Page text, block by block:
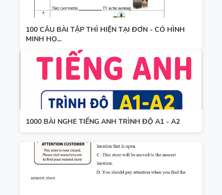
100 CÂU BÀI TẬP THÌ HIỆN TẠI ĐƠN - CÓ HÌNH
MINH HỌ...
1000 BÀI NGHE TIẾNG ANH TRÌNH ĐỘ A1 - A2